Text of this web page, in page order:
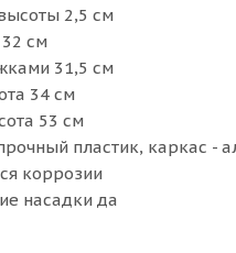
2,5 см
см
31,5 см
34 см
53 см
пластик, каркас -
коррозии
насадки да